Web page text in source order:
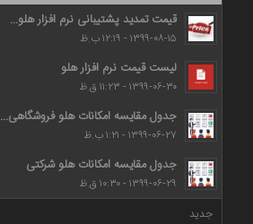
قیمت تمدید پشتیبانی نرم افزار هلو...
۱۳۹۹-۰۸-۱۵ - ۱۲:۱۹ ب.ظ
لیست قیمت نرم افزار هلو
۱۳۹۹-۰۶-۳۰ - ۱۱:۲۳ ق.ظ
جدول مقایسه امکانات هلو فروشگاهی...
۱۳۹۹-۰۶-۲۷ - ۱:۲۱ ب.ظ
جدول مقایسه امکانات هلو شرکتی
۱۳۹۹-۰۶-۲۹ - ۱۰:۳۰ ق.ظ
جدید